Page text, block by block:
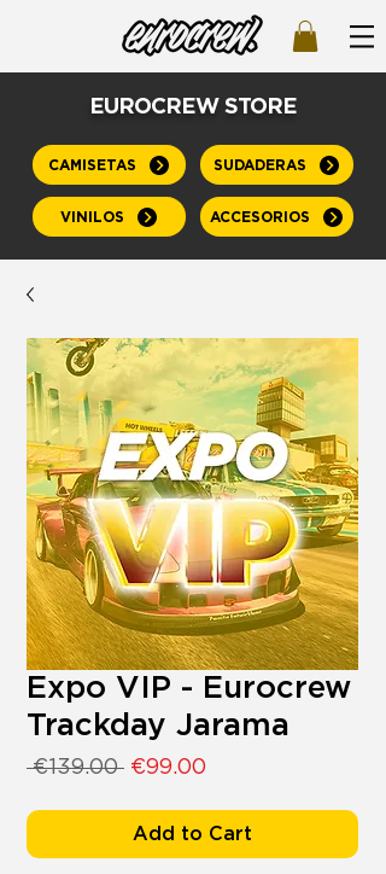
EUROCREW STORE
CAMISETAS SUDADERAS
VINILOS ACCESORIOS
Expo VIP - Eurocrew
Trackday Jarama
€139.00 Regular
€99.00
Add to Cart